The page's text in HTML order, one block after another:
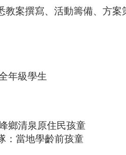
教案撰寫、活動籌備、方案
年級學生
鄉清泉原住民孩童
：當地學齡前孩童